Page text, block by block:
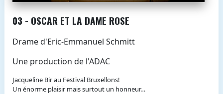
03 - OSCAR ET LA DAME ROSE
Drame d'Eric-Emmanuel Schmitt
Une production de l'ADAC
Jacqueline Bir au Festival Bruxellons!
Un énorme plaisir mais surtout un honneur…